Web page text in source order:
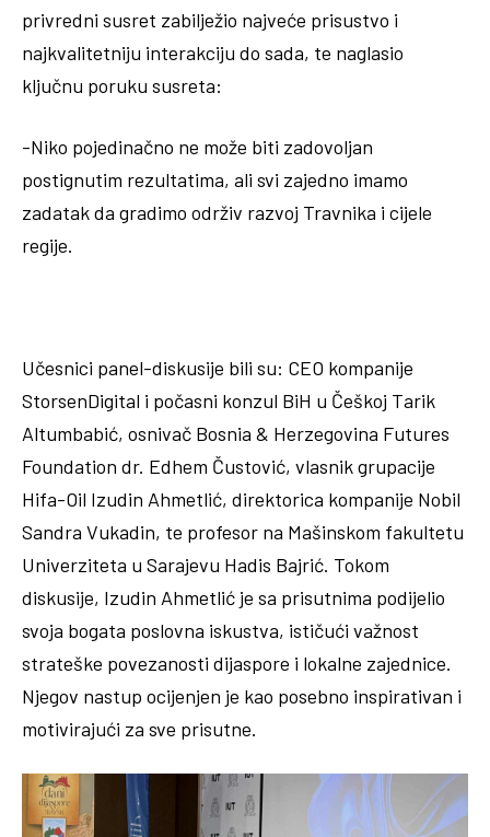
privredni susret zabilježio najveće prisustvo i
najkvalitetniju interakciju do sada, te naglasio
ključnu poruku susreta:
-Niko pojedinačno ne može biti zadovoljan
postignutim rezultatima, ali svi zajedno imamo
zadatak da gradimo održiv razvoj Travnika i cijele
regije.
Učesnici panel-diskusije bili su: CEO kompanije
StorsenDigital i počasni konzul BiH u Češkoj Tarik
Altumbabić, osnivač Bosnia & Herzegovina Futures
Foundation dr. Edhem Čustović, vlasnik grupacije
Hifa-Oil Izudin Ahmetlić, direktorica kompanije Nobil
Sandra Vukadin, te profesor na Mašinskom fakultetu
Univerziteta u Sarajevu Hadis Bajrić. Tokom
diskusije, Izudin Ahmetlić je sa prisutnima podijelio
svoja bogata poslovna iskustva, ističući važnost
strateške povezanosti dijaspore i lokalne zajednice.
Njegov nastup ocijenjen je kao posebno inspirativan i
motivirajući za sve prisutne.